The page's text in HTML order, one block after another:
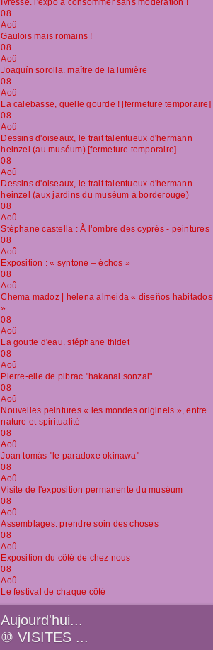
08
Aoû
Gaulois mais romains !
08
Aoû
Joaquín sorolla. maître de la lumière
08
Aoû
La calebasse, quelle gourde ! [fermeture temporaire]
08
Aoû
Dessins d'oiseaux, le trait talentueux d'hermann
heinzel (au muséum) [fermeture temporaire]
08
Aoû
Dessins d'oiseaux, le trait talentueux d'hermann
heinzel (aux jardins du muséum à borderouge)
08
Aoû
Stéphane castella : À l’ombre des cyprès - peintures
08
Aoû
Exposition : « syntone – échos »
08
Aoû
Chema madoz | helena almeida « diseños habitados
»
08
Aoû
La goutte d'eau. stéphane thidet
08
Aoû
Pierre-elie de pibrac "hakanai sonzai"
08
Aoû
Nouvelles peintures « les mondes originels », entre
nature et spiritualité
08
Aoû
Joan tomás "le paradoxe okinawa"
08
Aoû
Visite de l'exposition permanente du muséum
08
Aoû
Assemblages. prendre soin des choses
08
Aoû
Exposition du côté de chez nous
08
Aoû
Le festival de chaque côté
Aujourd'hui...
⑩VISITES ...